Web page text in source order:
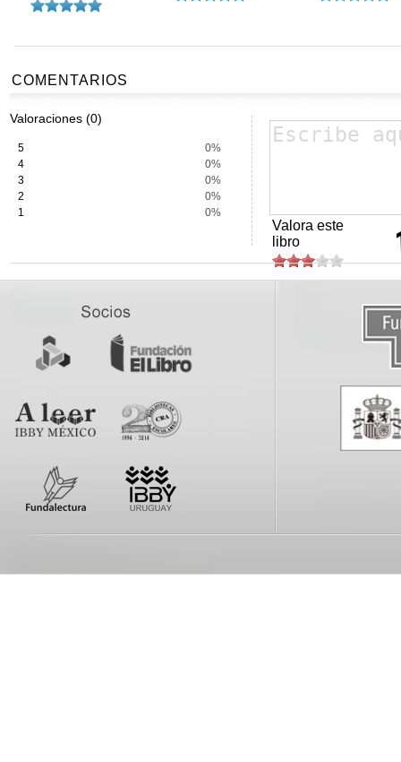
COMENTARIOS
Valoraciones (0)
5
0%
4
0%
3
0%
2
0%
1
0%
Valora este
libro